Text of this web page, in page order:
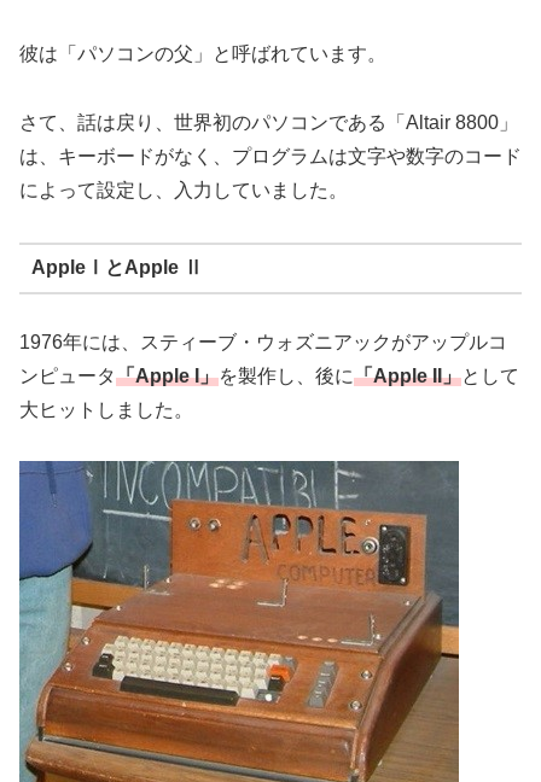
彼は「パソコンの父」と呼ばれています。
さて、話は戻り、世界初のパソコンである「Altair 8800」
は、キーボードがなく、プログラムは文字や数字のコード
によって設定し、入力していました。
AppleⅠとApple Ⅱ
1976年には、スティーブ・ウォズニアックがアップルコ
ンピュータ「Apple I」を製作し、後に「Apple II」として
大ヒットしました。